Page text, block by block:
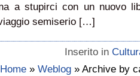
a stupirci con un nuovo
semiserio […]
Inserito in
Home » Weblog » Archive by